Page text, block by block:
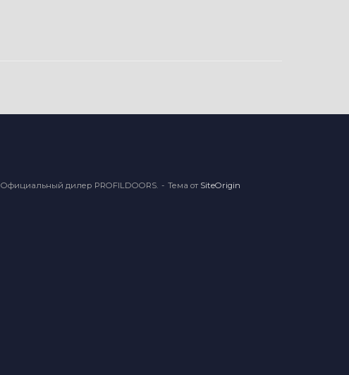
Официальный дилер PROFILDOORS. Тема от SiteOrigin